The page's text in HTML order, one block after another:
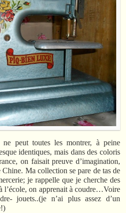
ne peut toutes les montrer, à peine
identiques, mais dans des coloris
on faisait preuve d’imagination,
Chine. Ma collection se pare de tas de
je rappelle que je cherche des
l’école, on apprenait à coudre…Voire
jouets..(je n’ai plus assez d’un